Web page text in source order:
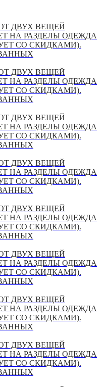
ДВУХ ВЕЩЕЙ
НА РАЗДЕЛЫ ОДЕЖДА
СО СКИДКАМИ).
ДВУХ ВЕЩЕЙ
НА РАЗДЕЛЫ ОДЕЖДА
СО СКИДКАМИ).
ДВУХ ВЕЩЕЙ
НА РАЗДЕЛЫ ОДЕЖДА
СО СКИДКАМИ).
ДВУХ ВЕЩЕЙ
НА РАЗДЕЛЫ ОДЕЖДА
СО СКИДКАМИ).
ДВУХ ВЕЩЕЙ
НА РАЗДЕЛЫ ОДЕЖДА
СО СКИДКАМИ).
ДВУХ ВЕЩЕЙ
НА РАЗДЕЛЫ ОДЕЖДА
СО СКИДКАМИ).
ДВУХ ВЕЩЕЙ
НА РАЗДЕЛЫ ОДЕЖДА
СО СКИДКАМИ).
ДВУХ ВЕЩЕЙ
НА РАЗДЕЛЫ ОДЕЖДА
СО СКИДКАМИ).